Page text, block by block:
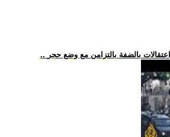
بالضفة بالتزامن مع وضع حجر